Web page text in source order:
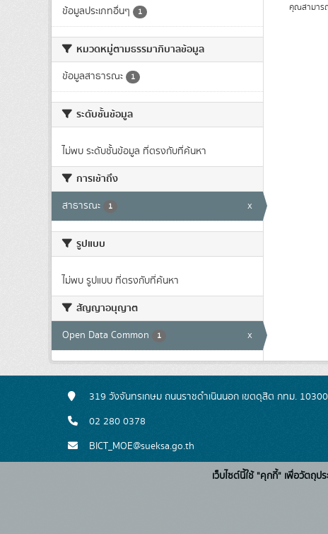
ข้อมูลประเภทอื่นๆ 1
หมวดหมู่ตามธรรมาภิบาลข้อมูล
ข้อมูลสาธารณะ 1
ระดับชั้นข้อมูล
ไม่พบ ระดับชั้นข้อมูล ที่ตรงกับที่ค้นหา
การเข้าถึง
สาธารณะ 1 x
รูปแบบ
ไม่พบ รูปแบบ ที่ตรงกับที่ค้นหา
สัญญาอนุญาต
Open Data Common 1 x
คุณสามาร
319 วังจันทรเกษม ถนนราชดำเนินนอก เขตดุสิต กทม. 10300
02 280 0378
BICT_MOE@sueksa.go.th
เว็บไซต์นี้ใช้ "คุกกี้" เพื่อวัตถุ